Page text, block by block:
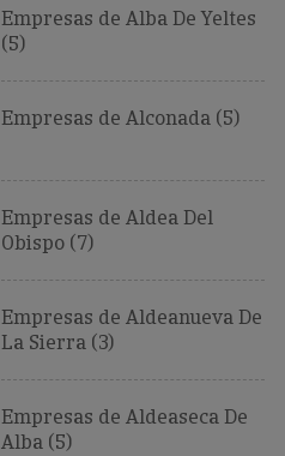
Empresas de Alba De Yeltes
(5)
Empresas de Alconada (5)
Empresas de Aldea Del
Obispo (7)
Empresas de Aldeanueva De
La Sierra (3)
Empresas de Aldeaseca De
Alba (5)